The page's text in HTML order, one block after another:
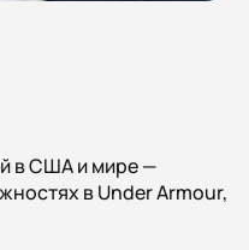
в США и мире —
в Under Armour,